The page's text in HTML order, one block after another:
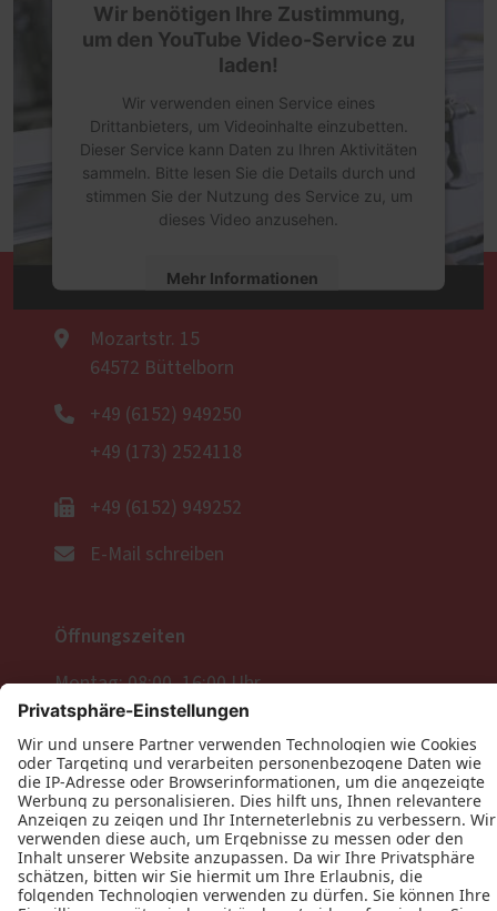
Wir benötigen Ihre Zustimmung,
um den YouTube Video-Service zu
laden!
Wir verwenden einen Service eines
Drittanbieters, um Videoinhalte einzubetten.
Dieser Service kann Daten zu Ihren Aktivitäten
sammeln. Bitte lesen Sie die Details durch und
stimmen Sie der Nutzung des Service zu, um
dieses Video anzusehen.
Mehr Informationen
Akzeptieren
powered byUsercentrics Consent
Tischlerei Michael Knieß
Mozartstr. 15
64572 Büttelborn
+49 (6152) 949250
+49 (173) 2524118
+49 (6152) 949252
E-Mail schreiben
Öffnungszeiten
Montag: 08:00–16:00 Uhr
Dienstag: 08:00–16:00 Uhr
Mittwoch: 08:00–16:00 Uhr
Donnerstag: 08:00–16:00 Uhr
Freitag: 08:00–16:00 Uhr